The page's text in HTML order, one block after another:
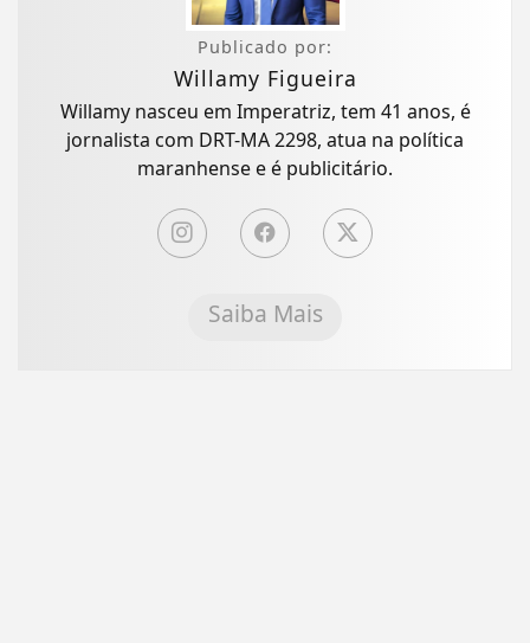
Publicado por:
Willamy Figueira
Willamy nasceu em Imperatriz, tem 41 anos, é
jornalista com DRT-MA 2298, atua na política
maranhense e é publicitário.
Saiba Mais